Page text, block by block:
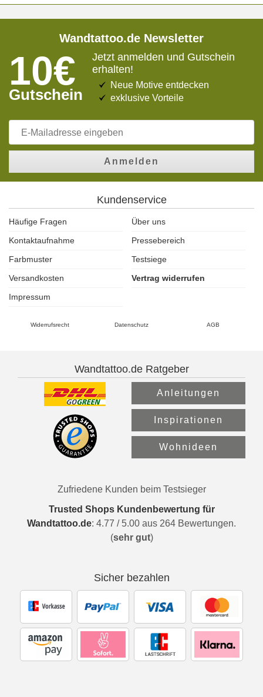
Wandtattoo.de Newsletter
10€
Gutschein
Jetzt anmelden und Gutschein
erhalten!
Neue Motive entdecken
exklusive Vorteile
Anmelden
Kundenservice
Häufige Fragen
Über uns
Kontaktaufnahme
Pressebereich
Farbmuster
Testsiege
Versandkosten
Vertrag widerrufen
Impressum
Widerrufsrecht Datenschutz AGB
Wandtattoo.de Ratgeber
Anleitungen
Inspirationen
Wohnideen
Zufriedene Kunden beim Testsieger
Trusted Shops Kundenbewertung für
Wandtattoo.de: 4.77 / 5.00 aus 264 Bewertungen.
(sehr gut)
Sicher bezahlen